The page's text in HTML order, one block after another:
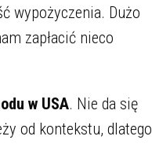
wypożyczenia. Dużo
zapłacić nieco
w USA. Nie da się
od kontekstu, dlatego